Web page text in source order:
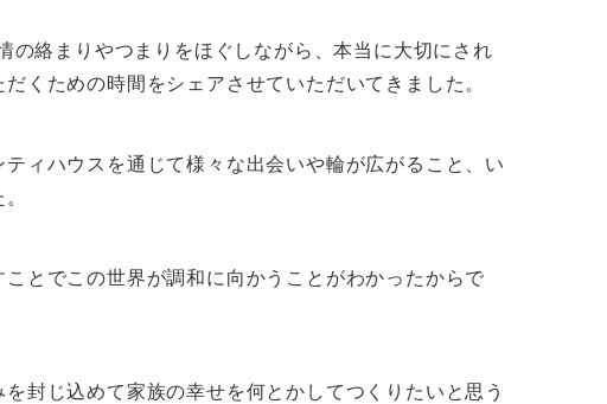
絡まりやつまりをほぐしながら、本当に大切にされ
くための時間をシェアさせていただいてきました。
ィハウスを通じて様々な出会いや輪が広がること、い
とでこの世界が調和に向かうことがわかったからで
封じ込めて家族の幸せを何とかしてつくりたいと思う